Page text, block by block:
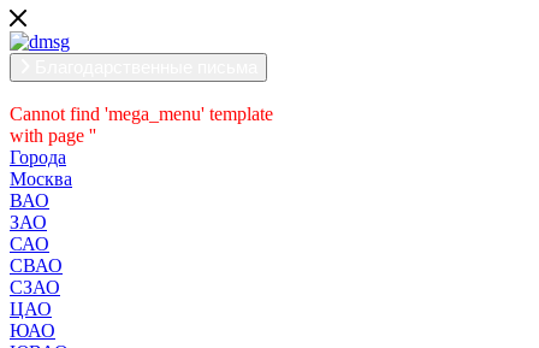
Cannot find 'mega_menu' template
with page ''
Города
Москва
ВАО
ЗАО
САО
СВАО
СЗАО
ЦАО
ЮАО